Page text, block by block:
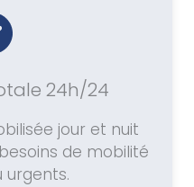
24h/24
jour et nuit
de mobilité
urgents.